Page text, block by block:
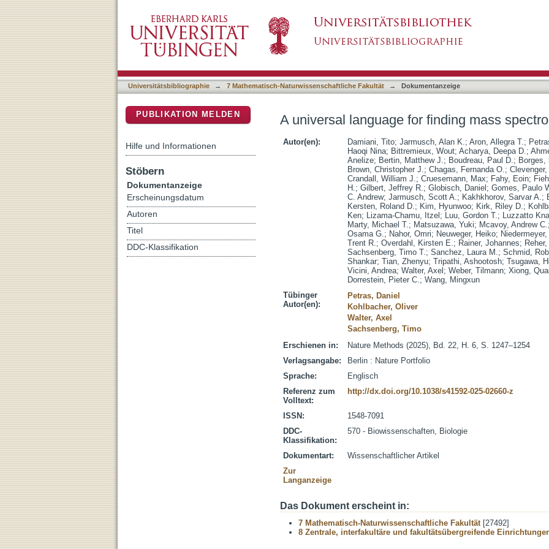
Universitätsbibliographie → 7 Mathematisch-Naturwissenschaftliche Fakultät → Dokumentanzeige
A universal language for finding mass
Autor(en): Damiani, Tito; Jarmusch, Alan K.; Aron, Allegra T.;
Haoqi Nina; Bittremieux, Wout; Acharya, Deepa D.;
Anelize; Bertin, Matthew J.; Boudreau, Paul D.; Borges,
Brown, Christopher J.; Chagas, Fernanda O.;
Crandall, William J.; Cruesemann, Max; Fahy, Eoin;
H.; Gilbert, Jeffrey R.; Globisch, Daniel ; Gomes, Paulo
C. Andrew; Jarmusch, Scott A.; Kakhkhorov, Sarvar A.;
Kersten, Roland D.; Kim, Hyunwoo; Kirk, Riley D.;
Ken; Lizama-Chamu, Itzel ; Luu, Gordon T.; Luzzatto
Marty, Michael T.; Matsuzawa, Yuki; Mcavoy, Andrew C.;
Osama G.; Nahor, Omri; Neuweger, Heiko;
Trent R.; Overdahl, Kirsten E.; Rainer, Johannes;
Sachsenberg, Timo T.; Sanchez, Laura M.; Schmid,
Shankar; Tian, Zhenyu; Tripathi, Ashootosh; Tsugawa,
Vicini, Andrea; Walter, Axel ; Weber, Tilmann; Xiong,
Dorrestein, Pieter C.; Wang, Mingxun
Tübinger
Autor(en):
Petras, Daniel
Kohlbacher, Oliver
Walter, Axel
Sachsenberg, Timo
Erschienen in:
Nature Methods (2025), Bd. 22, H. 6, S. 1247–1254
Verlagsangabe:
Berlin : Nature Portfolio
Sprache:
Englisch
Referenz zum
Volltext:
http://dx.doi.org/10.1038/s41592-025-02660-z
ISSN:
1548-7091
DDC-
Klassifikation:
570 - Biowissenschaften, Biologie
Dokumentart:
Wissenschaftlicher Artikel
Zur
Langanzeige
Das Dokument erscheint in:
7 Mathematisch-Naturwissenschaftliche Fakultät[27492]
8 Zentrale, interfakultäre und fakultätsübergreifende
PUBLIKATION MELDEN
Hilfe und Informationen
Stöbern
Dokumentanzeige
Erscheinungsdatum
Autoren
Titel
DDC-Klassifikation